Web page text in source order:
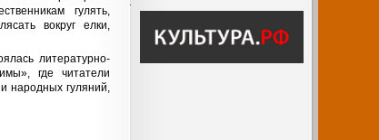
гулять,
вокруг елки,
литературно-
где читатели
народных гуляний,